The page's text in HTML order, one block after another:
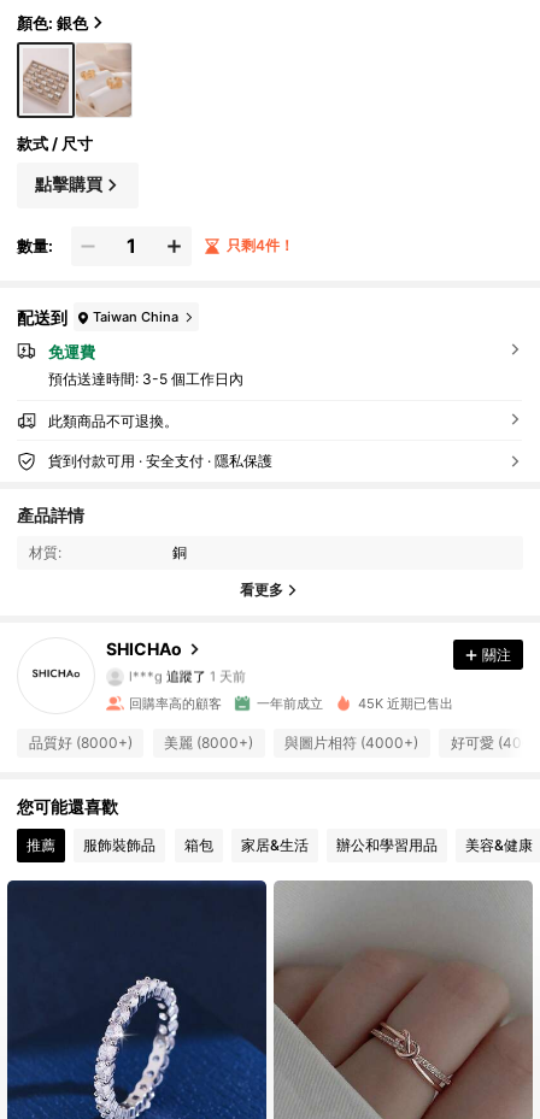
顏色: 銀色
款式 / 尺寸
點擊購買
數量: 只剩4件！
配送到 Taiwan China
免運費
預估送達時間: 3-5 個工作日內
此類商品不可退換。
貨到付款可用 · 安全支付 · 隱私保護
產品詳情
材質: 銅
看更多
SHICHAo
4.92
l***g 追蹤了 1 天前
4.92 5.1K 追蹤者
4.92 5.1K 追蹤者
4.92 5.1K 追蹤者
關注
回購率高的顧客 一年前成立 45K 近期已售出
品質好 (8000+) 美麗 (8000+) 與圖片相符 (4000+) 好可愛
您可能還喜歡
推薦 服飾裝飾品 箱包 家居&生活 辦公和學習用品 美容&健康